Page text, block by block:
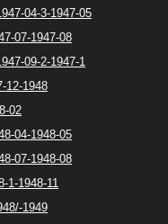
04-3-1947-05
07-1947-08
09-2-1947-1
12-1948
02
04-1948-05
07-1948-08
1-1948-11
1949